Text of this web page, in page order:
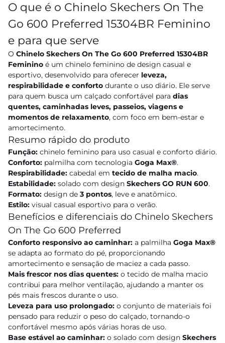
O que é o Chinelo Skechers On The
Go 600 Preferred 15304BR Feminino
e para que serve
O Chinelo Skechers On The Go 600 Preferred 15304BR
Feminino é um chinelo feminino de design casual e
esportivo, desenvolvido para oferecer leveza,
respirabilidade e conforto durante o uso diário. Ele serve
para quem busca um calçado confortável para dias
quentes, caminhadas leves, passeios, viagens e
momentos de relaxamento, com foco em bem-estar e
amortecimento.
Resumo rápido do produto
Função: chinelo feminino para uso casual e conforto diário.
Conforto: palmilha com tecnologia Goga Max®.
Respirabilidade: cabedal em tecido de malha macio.
Estabilidade: solado com design Skechers GO RUN 600.
Formato: design de 3 pontos, leve e anatômico.
Estilo: visual casual esportivo para o verão.
Benefícios e diferenciais do Chinelo Skechers
On The Go 600 Preferred
Conforto responsivo ao caminhar: a palmilha Goga Max®
se adapta ao formato do pé, proporcionando
amortecimento e sensação de maciez a cada passo.
Mais frescor nos dias quentes: o tecido de malha macio
contribui para melhor ventilação, ajudando a manter os
pés mais frescos durante o uso.
Leveza para uso prolongado: o conjunto de materiais foi
pensado para reduzir o peso do calçado, tornando-o
confortável mesmo após várias horas de uso.
Base estável ao caminhar: o solado com design Skechers